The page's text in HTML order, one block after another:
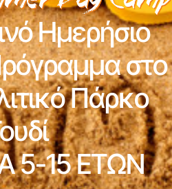
Ημερήσιο
στο
Πάρκο
5-15 ΕΤΩΝ